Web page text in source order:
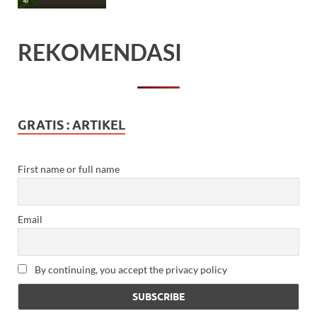
REKOMENDASI
GRATIS : ARTIKEL
First name or full name
Email
By continuing, you accept the privacy policy